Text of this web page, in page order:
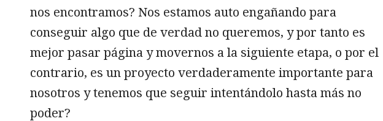
nos encontramos? Nos estamos auto engañando para
conseguir algo que de verdad no queremos, y por tanto es
mejor pasar página y movernos a la siguiente etapa, o por el
contrario, es un proyecto verdaderamente importante para
nosotros y tenemos que seguir intentándolo hasta más no
poder?